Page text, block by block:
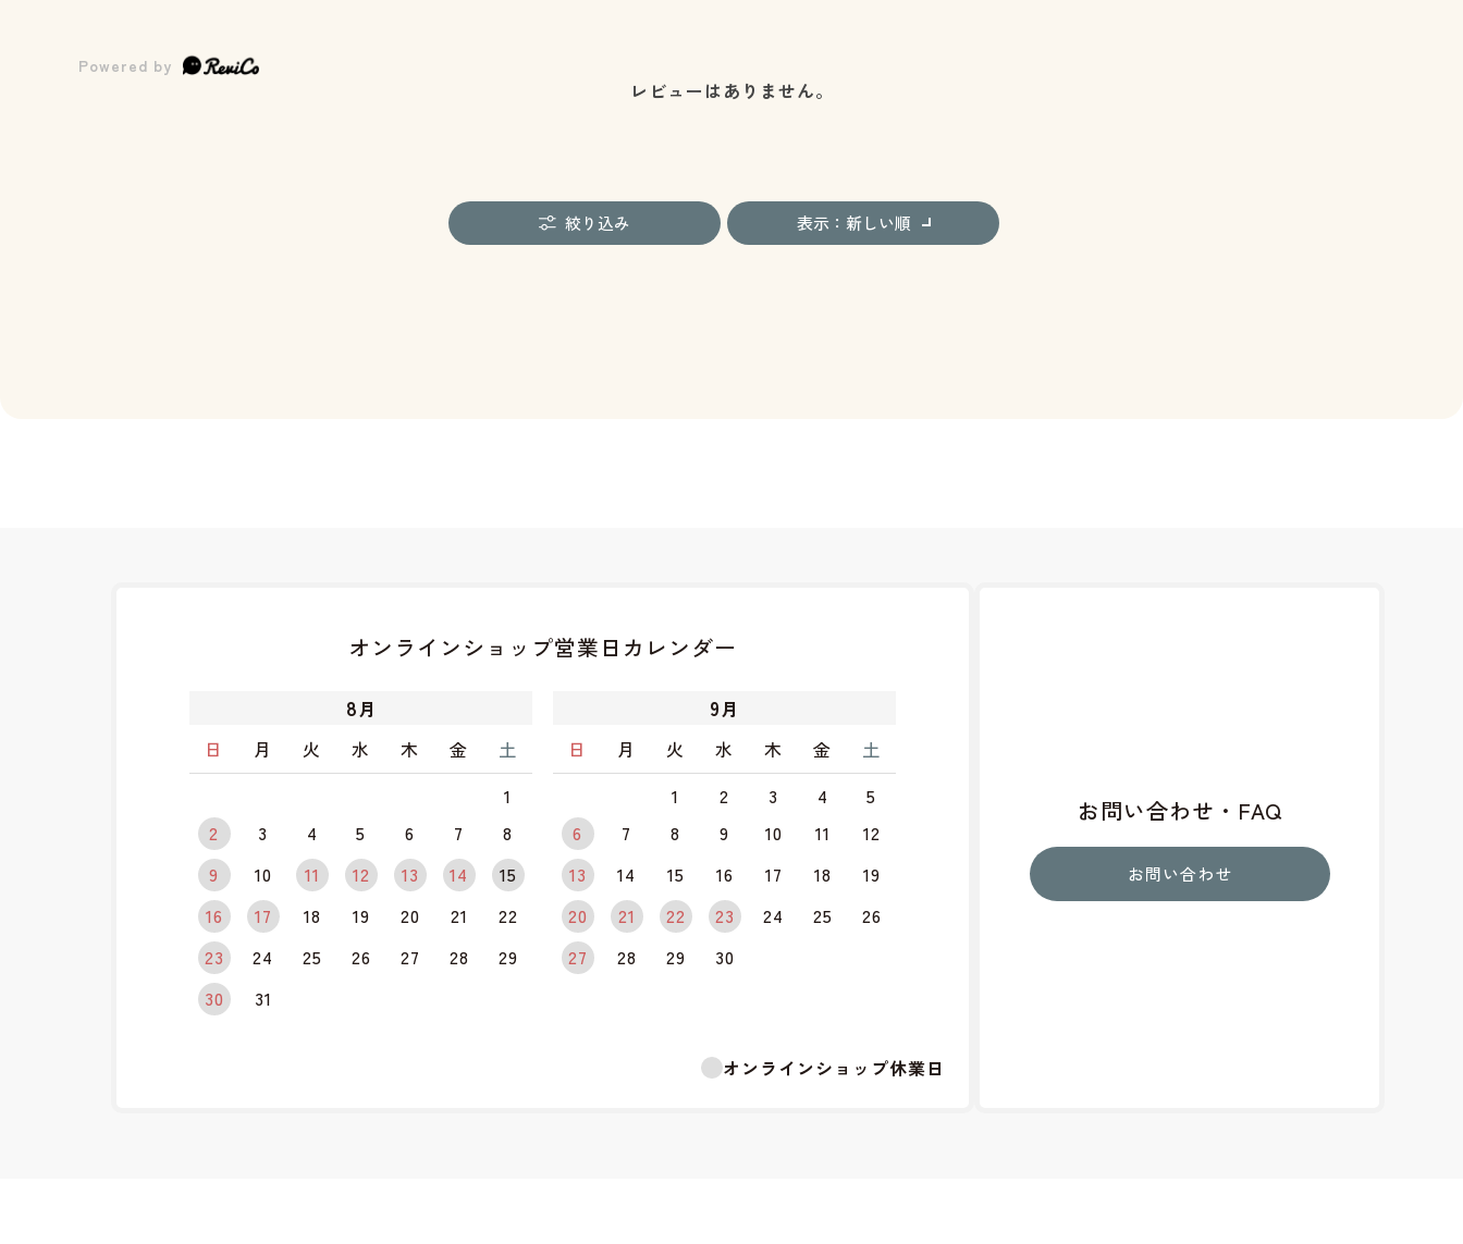
レビューはありません。
絞り込み 表示：新しい順
お問い合わせ・FAQ
お問い合わせ
オンラインショップ営業日カレンダー
8月
日
月 火 水 木 金
土
1
2
3 4 5 6 7
8
9
10 11 12 13 14
15
16
17 18 19 20 21
22
23
24 25 26 27 28
29
30
31
9月
日
月 火 水 木 金
土
1
2 3 4
5
6
7 8 9 10 11
12
13
14 15 16 17 18
19
20
21 22 23 24 25
26
27
28 29 30
オンラインショップ休業日